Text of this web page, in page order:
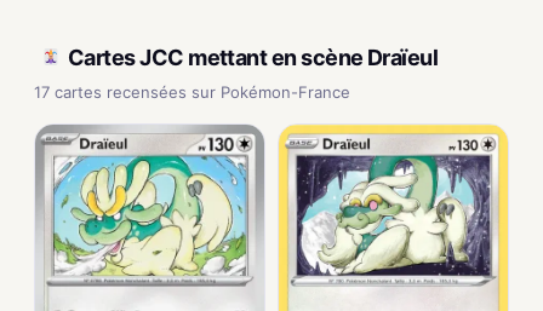
Cartes JCC mettant en scène Draïeul
17 cartes recensées sur Pokémon-France